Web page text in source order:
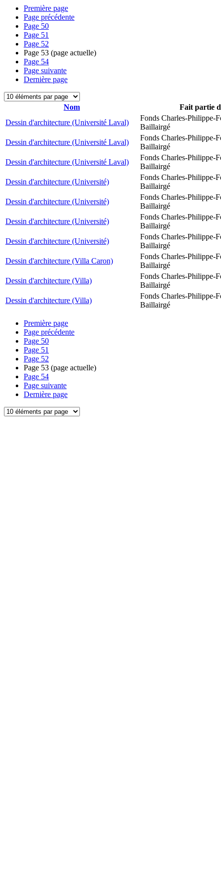
Première page
Page précédente
Page 50
Page 51
Page 52
Page 53 (page actuelle)
Page 54
Page suivante
Dernière page
Nom
Fait partie
Dessin d'architecture (Université Laval)
Fonds Charles-Philippe-
Baillairgé
Dessin d'architecture (Université Laval)
Fonds Charles-Philippe-
Baillairgé
Dessin d'architecture (Université Laval)
Fonds Charles-Philippe-
Baillairgé
Dessin d'architecture (Université)
Fonds Charles-Philippe-
Baillairgé
Dessin d'architecture (Université)
Fonds Charles-Philippe-
Baillairgé
Dessin d'architecture (Université)
Fonds Charles-Philippe-
Baillairgé
Dessin d'architecture (Université)
Fonds Charles-Philippe-
Baillairgé
Dessin d'architecture (Villa Caron)
Fonds Charles-Philippe-
Baillairgé
Dessin d'architecture (Villa)
Fonds Charles-Philippe-
Baillairgé
Dessin d'architecture (Villa)
Fonds Charles-Philippe-
Baillairgé
Première page
Page précédente
Page 50
Page 51
Page 52
Page 53 (page actuelle)
Page 54
Page suivante
Dernière page